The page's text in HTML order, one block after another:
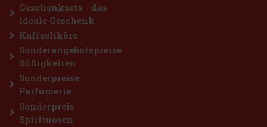
Geschenksets - das
ideale Geschenk
Kaffeeliköre
Sonderangebotspreise
Süßigkeiten
Sonderpreise
Parfumerie
Sonderpreis
Spirituosen